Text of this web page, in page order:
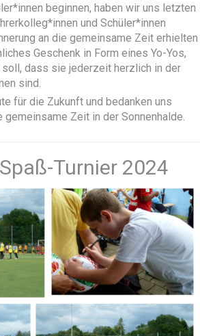
beginnen, haben wir uns letzten
und Schüler*innen
an die gemeinsame Zeit erhielten
Geschenk in Form eines Yo-Yos,
soll, dass sie jederzeit herzlich in der
sind.
für die Zukunft und bedanken uns
Zeit in der Sonnenhalde.
Turnier 2024